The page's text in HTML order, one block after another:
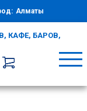
Алматы
КАФЕ, БАРОВ,